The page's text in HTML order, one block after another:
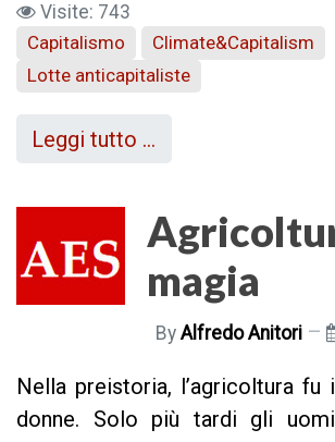
Visite: 743
Capitalismo
Climate&Capitalism
Lotte anticapitaliste
Leggi tutto …
magia
By Alfredo Anitori
Nella preistoria, l’agricoltura fu
donne. Solo più tardi gli